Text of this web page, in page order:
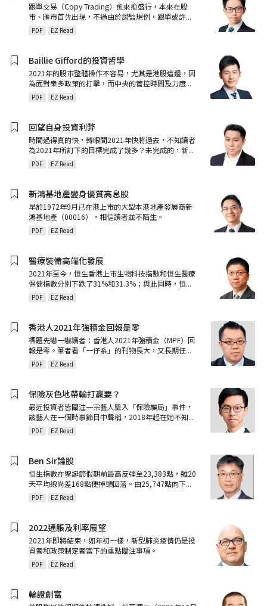
跟單交易（Copy Trading）愈來愈盛行，本來在股
市、匯市首先出現，不過由於證監規例，跟單或許...
PDF EZ Read
Baillie Gifford的投資哲學
2021年的股市整體操作不容易，尤其是港股這邊，因
為面對衆多政策的打擊，而中央的管控時間及力度...
PDF EZ Read
回望自身投資利弊
時間過得真的快，轉眼間2021年快將過去，不知讀者
為2021年所訂下的目標完成了幾多？未完成的，新...
PDF EZ Read
新鴻基地產變身優質高息股
早於1972年9月已在港上市的大型本港地產發展商新
鴻基地產（00016），相信讀者並不陌生。
PDF EZ Read
醫療裝備高端化發展
2021年至今，恒生香港上市生物科技指數和恒生醫療
保健指數分別下跌了31%和31.3%；與此同時，恒...
PDF EZ Read
香港人2021年強積金回報是零
標題先嚇一嚇讀者：香港人2021年強積金（MPF）回
報是零。筆者看「一仔系」的刊物長大，又長期任...
PDF EZ Read
保險灰色地帶輸打贏要？
最近投資者皆關注一宗藝人墜入「保險騙局」事件，
該藝人在一個時事節目中聲稱，2018年起在她不知...
PDF EZ Read
Ben Sir論股
恒生指數在聖誕節假期前最高反彈至23,383點，離20
天平均線尚差168點便掉頭回落。由25,747點向下...
PDF EZ Read
2022通脹及利率展望
2021年即將結束，如年初一樣，新型肺炎疫情仍是投
資者和政策制定者當下的重點關注事項。
PDF EZ Read
輪證創富